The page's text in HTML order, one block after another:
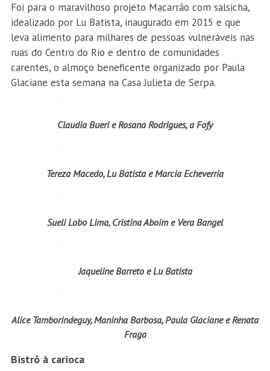
Foi para o maravilhoso projeto Macarrão com salsicha,
idealizado por Lu Batista, inaugurado em 2015 e que
leva alimento para milhares de pessoas vulneráveis nas
ruas do Centro do Rio e dentro de comunidades
carentes, o almoço beneficente organizado por Paula
Glaciane esta semana na Casa Julieta de Serpa.
Claudia Bueri e Rosana Rodrigues, a Fofy
Tereza Macedo, Lu Batista e Marcia Echeverria
Sueli Lobo Lima, Cristina Aboim e Vera Bangel
Jaqueline Barreto e Lu Batista
Alice Tamborindeguy, Maninha Barbosa, Paula Glaciane e Renata
Fraga
Bistrô à carioca